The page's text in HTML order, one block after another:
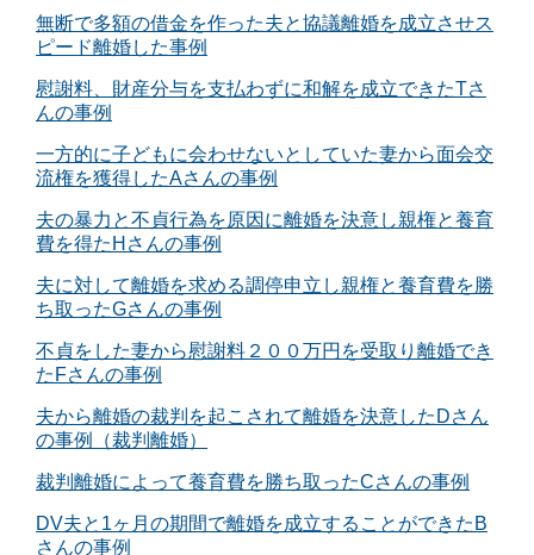
無断で多額の借金を作った夫と協議離婚を成立させス
ピード離婚した事例
慰謝料、財産分与を支払わずに和解を成立できたTさ
んの事例
一方的に子どもに会わせないとしていた妻から面会交
流権を獲得したAさんの事例
夫の暴力と不貞行為を原因に離婚を決意し親権と養育
費を得たHさんの事例
夫に対して離婚を求める調停申立し親権と養育費を勝
ち取ったGさんの事例
不貞をした妻から慰謝料２００万円を受取り離婚でき
たFさんの事例
夫から離婚の裁判を起こされて離婚を決意したDさん
の事例（裁判離婚）
裁判離婚によって養育費を勝ち取ったCさんの事例
DV夫と1ヶ月の期間で離婚を成立することができたB
さんの事例